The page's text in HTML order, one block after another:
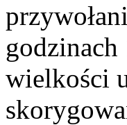
wielkości